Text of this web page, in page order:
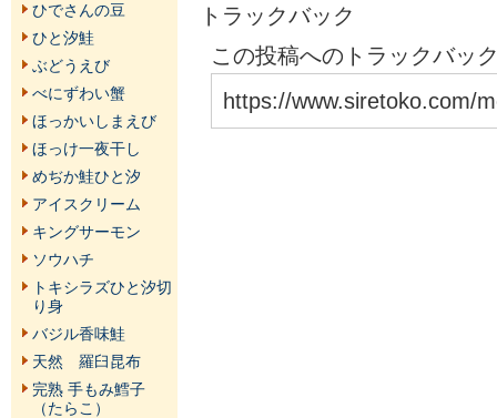
トラックバック
この投稿へのトラックバッ
https://www.siretoko.com/
ひでさんの豆
ひと汐鮭
ぶどうえび
べにずわい蟹
ほっかいしまえび
ほっけ一夜干し
めぢか鮭ひと汐
アイスクリーム
キングサーモン
ソウハチ
トキシラズひと汐切
り身
バジル香味鮭
天然 羅臼昆布
完熟 手もみ鱈子
（たらこ）